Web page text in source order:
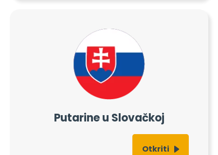
Putarine u Slovačkoj
Otkriti